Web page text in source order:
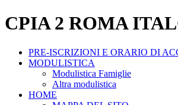
CPIA 2 ROMA
PRE-ISCRIZIONI E ORARIO DI
MODULISTICA
Modulistica Famiglie
Altra modulistica
HOME